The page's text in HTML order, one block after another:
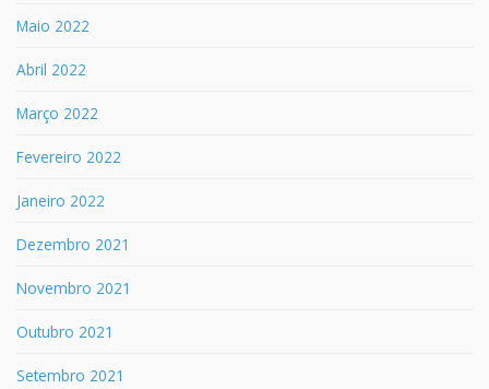
Maio 2022
Abril 2022
Março 2022
Fevereiro 2022
Janeiro 2022
Dezembro 2021
Novembro 2021
Outubro 2021
Setembro 2021